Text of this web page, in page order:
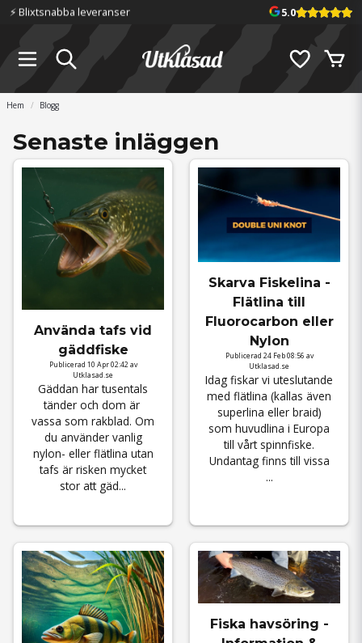
⚡️ Blixtsnabba leveranser 5.0
Hem Blogg
Senaste inläggen
Använda tafs vid
gäddfiske
Publicerad 10 Apr 02:42 av
Utklasad.se
Gäddan har tusentals
tänder och dom är
vassa som rakblad. Om
du använder vanlig
nylon- eller flätlina utan
tafs är risken mycket
stor att gäd...
Skarva Fiskelina -
Flätlina till
Fluorocarbon eller
Nylon
Publicerad 24 Feb 08:56 av
Utklasad.se
Idag fiskar vi uteslutande
med flätlina (kallas även
superlina eller braid)
som huvudlina i Europa
till vårt spinnfiske.
Undantag finns till vissa
...
Fiska havsöring -